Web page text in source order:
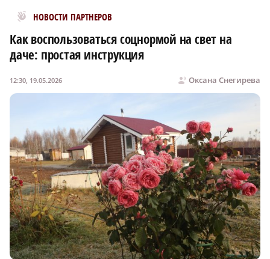
НОВОСТИ ПАРТНЕРОВ
Новости МирТесен
Как воспользоваться соцнормой на свет на
даче: простая инструкция
Оксана Снегирева
12:30, 19.05.2026